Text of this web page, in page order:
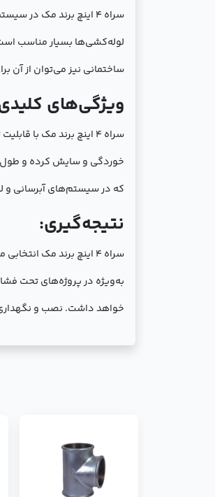
سراه 4 اینچ برند مک
لوله‌کشی‌ها بسیار مناسب
ساختمانی نیز می‌توان از آن
ویژگی‌های کلیدی سراه 4
سراه 4 اینچ برند مک
خوردگی و سایش کرده و طول
که در سیستم‌های آبرسانی و
نتیجه‌گیری:
سراه 4 اینچ برند مک
به‌ویژه در پروژه‌های تحت
خواهد داشت. نصب و نگهداری